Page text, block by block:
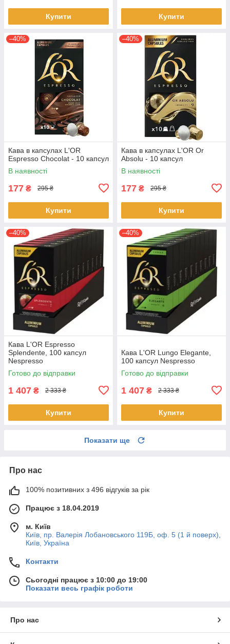
Купити Купити
–40%
Кава в капсулах L'OR
Espresso Chocolat - 10 капсул
В наявності
177 ₴ 295 ₴
Купити
–40%
Кава в капсулах L'OR Or
Absolu - 10 капсул
В наявності
177 ₴ 295 ₴
Купити
–40%
Кава L'OR Espresso
Splendente, 100 капсул
Nespresso
Готово до відправки
1 407 ₴ 2 333 ₴
Купити
–40%
Кава L'OR Lungo Elegante,
100 капсул Nespresso
Готово до відправки
1 407 ₴ 2 333 ₴
Купити
Показати ще
Про нас
100% позитивних з 496 відгуків за рік
Працює з 18.04.2019
м. Київ
Київ, пр. Валерія Лобановського 119Б, оф. 5 (1 й поверх),
Київ, Україна
Контакти
Сьогодні працює з 10:00 до 19:00
Показати весь графік роботи
Про нас